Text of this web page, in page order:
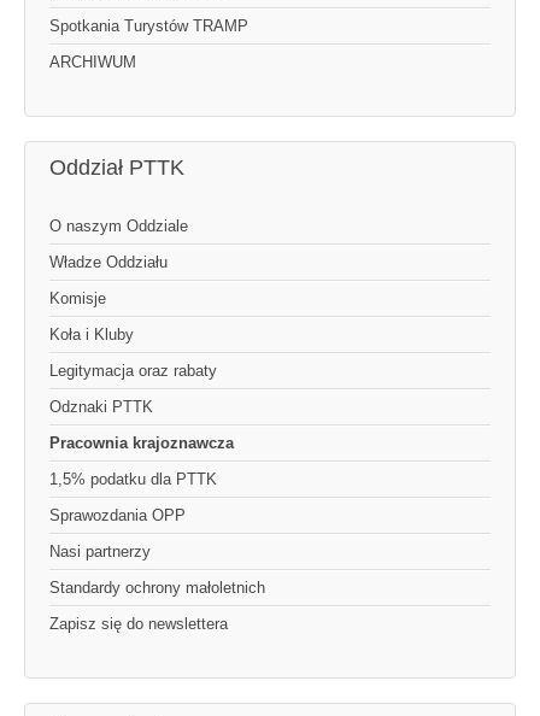
Spotkania Turystów TRAMP
ARCHIWUM
Oddział PTTK
O naszym Oddziale
Władze Oddziału
Komisje
Koła i Kluby
Legitymacja oraz rabaty
Odznaki PTTK
Pracownia krajoznawcza
1,5% podatku dla PTTK
Sprawozdania OPP
Nasi partnerzy
Standardy ochrony małoletnich
Zapisz się do newslettera